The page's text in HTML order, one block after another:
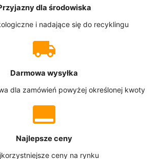
dla środowiska
i nadające się do recyklingu
Darmowa wysyłka
dla zamówień powyżej określonej kwoty
Najlepsze ceny
ceny na rynku